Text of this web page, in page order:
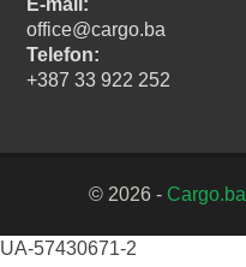
E-mail:
office@cargo.ba
Telefon:
+387 33 922 252
© 2026 - Cargo.ba
UA-57430671-2